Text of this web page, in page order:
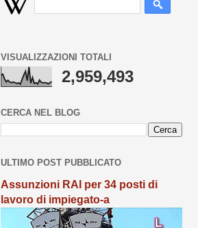
VISUALIZZAZIONI TOTALI
2,959,493
CERCA NEL BLOG
ULTIMO POST PUBBLICATO
Assunzioni RAI per 34 posti di
lavoro di impiegato-a